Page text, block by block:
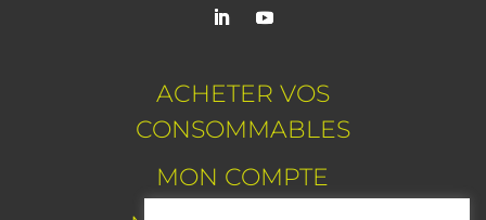
ACHETER VOS
CONSOMMABLES
MON COMPTE